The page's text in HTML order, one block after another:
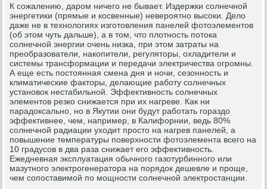
К сожалению, даром ничего не бывает. Издержки солнечной
энергетики (прямые и косвенные) невероятно высоки. Дело
даже не в технологиях изготовления панелей фотоэлементов
(об этом чуть дальше), а в том, что плотность потока
солнечной энергии очень низка, при этом затраты на
преобразователи, накопители, регуляторы, охладители и
системы трансформации и передачи электричества огромны.
А еще есть постоянная смена дня и ночи, сезонность и
климатические факторы, делающие работу солнечных
установок нестабильной. Эффективность солнечных
элементов резко снижается при их нагреве. Как ни
парадоксально, но в Якутии они будут работать гораздо
эффективнее, чем, например, в Калифорнии, ведь 80%
солнечной радиации уходит просто на нагрев панелей, а
повышение температуры поверхности фотоэлемента всего на
10 градусов в два раза снижает его эффективность.
Ежедневная эксплуатация обычного газотурбинного или
мазутного электрогенератора на порядок дешевле и проще,
чем сопоставимой по мощности солнечной электростанции.